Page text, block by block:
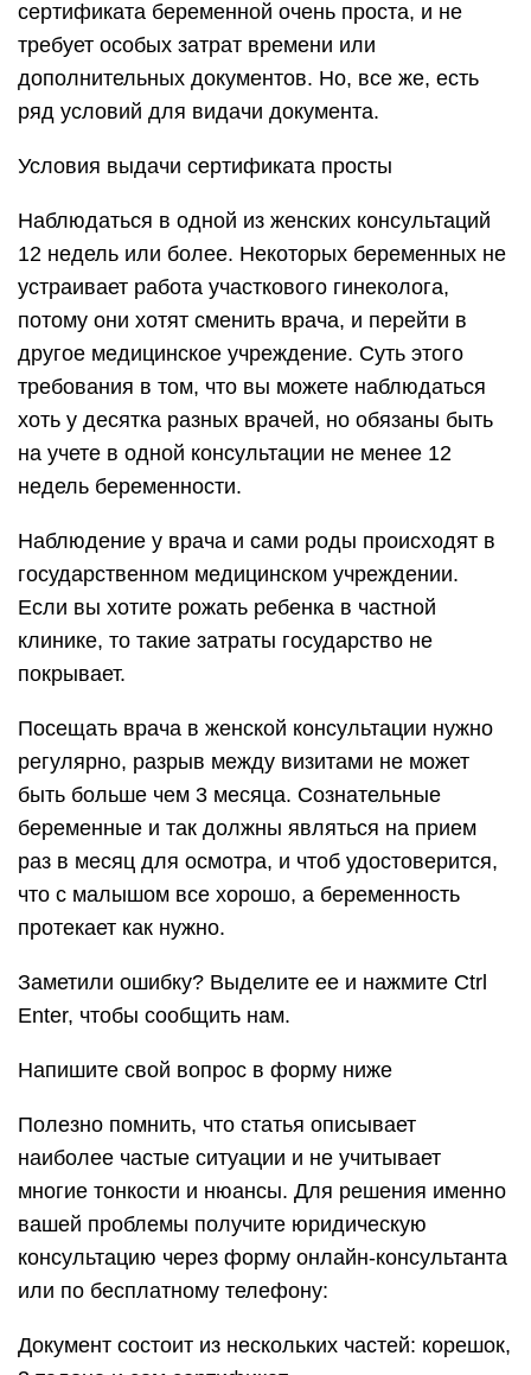
сертификата беременной очень проста, и не
требует особых затрат времени или
дополнительных документов. Но, все же, есть
ряд условий для видачи документа.
Условия выдачи сертификата просты
Наблюдаться в одной из женских консультаций
12 недель или более. Некоторых беременных не
устраивает работа участкового гинеколога,
потому они хотят сменить врача, и перейти в
другое медицинское учреждение. Суть этого
требования в том, что вы можете наблюдаться
хоть у десятка разных врачей, но обязаны быть
на учете в одной консультации не менее 12
недель беременности.
Наблюдение у врача и сами роды происходят в
государственном медицинском учреждении.
Если вы хотите рожать ребенка в частной
клинике, то такие затраты государство не
покрывает.
Посещать врача в женской консультации нужно
регулярно, разрыв между визитами не может
быть больше чем 3 месяца. Сознательные
беременные и так должны являться на прием
раз в месяц для осмотра, и чтоб удостоверится,
что с малышом все хорошо, а беременность
протекает как нужно.
Заметили ошибку? Выделите ее и нажмите Ctrl
Enter, чтобы сообщить нам.
Напишите свой вопрос в форму ниже
Полезно помнить, что статья описывает
наиболее частые ситуации и не учитывает
многие тонкости и нюансы. Для решения именно
вашей проблемы получите юридическую
консультацию через форму онлайн-консультанта
или по бесплатному телефону:
Документ состоит из нескольких частей: корешок,